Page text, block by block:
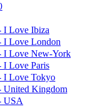
I Love Ibiza
I Love London
I Love New-York
I Love Paris
I Love Tokyo
United Kingdom
USA